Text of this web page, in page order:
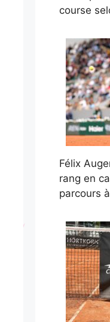
course
Félix
rang en
parcours